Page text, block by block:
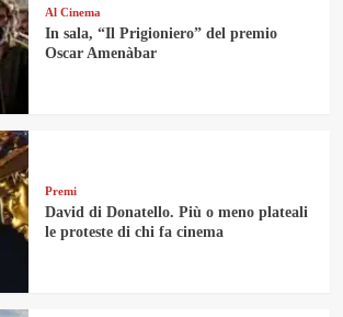
Al Cinema
In sala, “Il Prigioniero” del premio
Oscar Amenàbar
Premi
David di Donatello. Più o meno plateali
le proteste di chi fa cinema